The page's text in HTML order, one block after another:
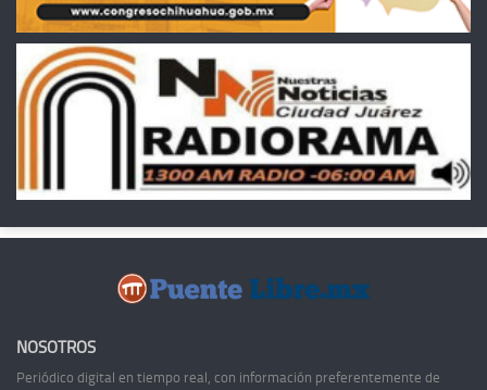
NOSOTROS
Periódico digital en tiempo real, con información preferentemente de